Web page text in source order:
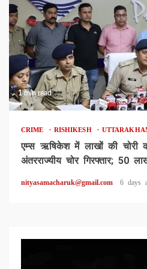
1 min read
CRIME RISHIKESH
एम्स ऋषिकेश में लाखों की चोरी
अंतरराज्यीय चोर गिरफ्तार; 50
nityasamacharuk@gmail.com 6 days